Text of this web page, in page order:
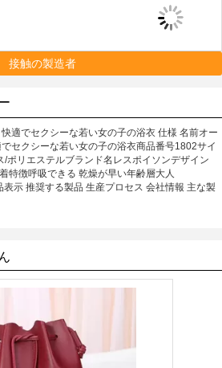
接触の製造者
適でセクシーな若い女の子の浴衣 仕様 名前オー
セクシーな若い女の子の浴衣商品番号1802サイ
/ポリエステルブランド名レスポイソンデザイン
特徴呼吸できる 乾燥が早い年齢層大人
示 推奨する製品 生産プロセス 会社情報 主な製